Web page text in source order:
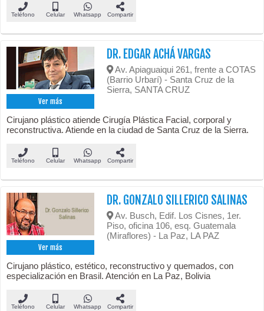
Teléfono Celular Whatsapp Compartir
Ver más
DR. EDGAR ACHÁ VARGAS
Av. Apiaguaiqui 261, frente a COTAS
(Barrio Urbarí) - Santa Cruz de la
Sierra, SANTA CRUZ
Cirujano plástico atiende Cirugía Plástica Facial, corporal y
reconstructiva. Atiende en la ciudad de Santa Cruz de la Sierra.
Teléfono Celular Whatsapp Compartir
Ver más
DR. GONZALO SILLERICO SALINAS
Av. Busch, Edif. Los Cisnes, 1er.
Piso, oficina 106, esq. Guatemala
(Miraflores) - La Paz, LA PAZ
Cirujano plástico, estético, reconstructivo y quemados, con
especialización en Brasil. Atención en La Paz, Bolivia
Teléfono Celular Whatsapp Compartir